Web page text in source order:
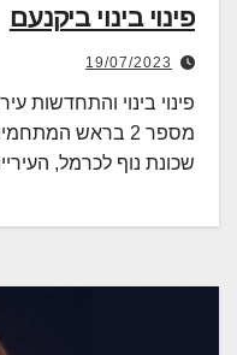
פינוי בינוי ביקנעם
19/07/2023
פינוי בינוי והתחדשות
מספר 2 בראש
שכונת נוף לכרמל,